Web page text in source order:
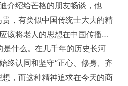
介绍给芒格的朋友畅谈，他
，有类似中国传统士大夫的精
该将老人的思想在中国传播…
什么。在几千年的历史长河
终认同和坚守“正心、修身、齐
，而这种精神追求在今天的商